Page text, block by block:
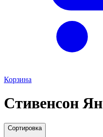
Корзина
Стивенсон Ян
Сортировка